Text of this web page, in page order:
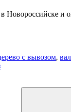
Новороссийске
с вывозом,